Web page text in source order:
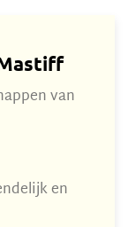
van
en